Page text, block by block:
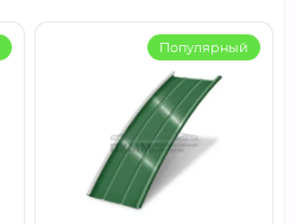
Популярный